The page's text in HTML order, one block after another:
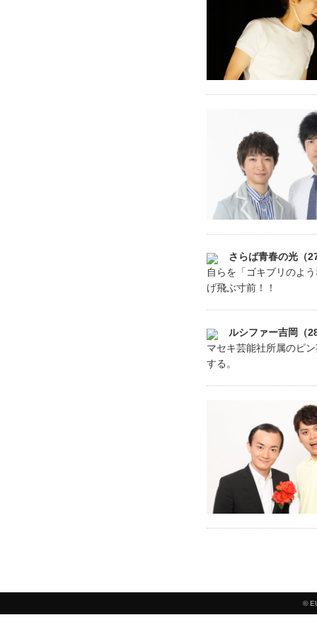
さらば青春の光（
自らを「ゴキブリのよ
げ飛ぶ寸前！！
ルシファー吉岡（
マセキ芸能社所属のピ
する。
©